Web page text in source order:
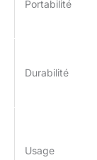
Portabilité
Durabilité
Usage